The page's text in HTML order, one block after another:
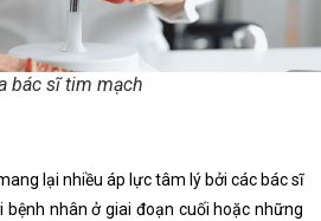
bác sĩ tim mạch
lại nhiều áp lực tâm lý bởi các bác sĩ
nhân ở giai đoạn cuối hoặc những